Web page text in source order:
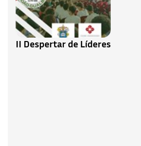
II Despertar de Líderes